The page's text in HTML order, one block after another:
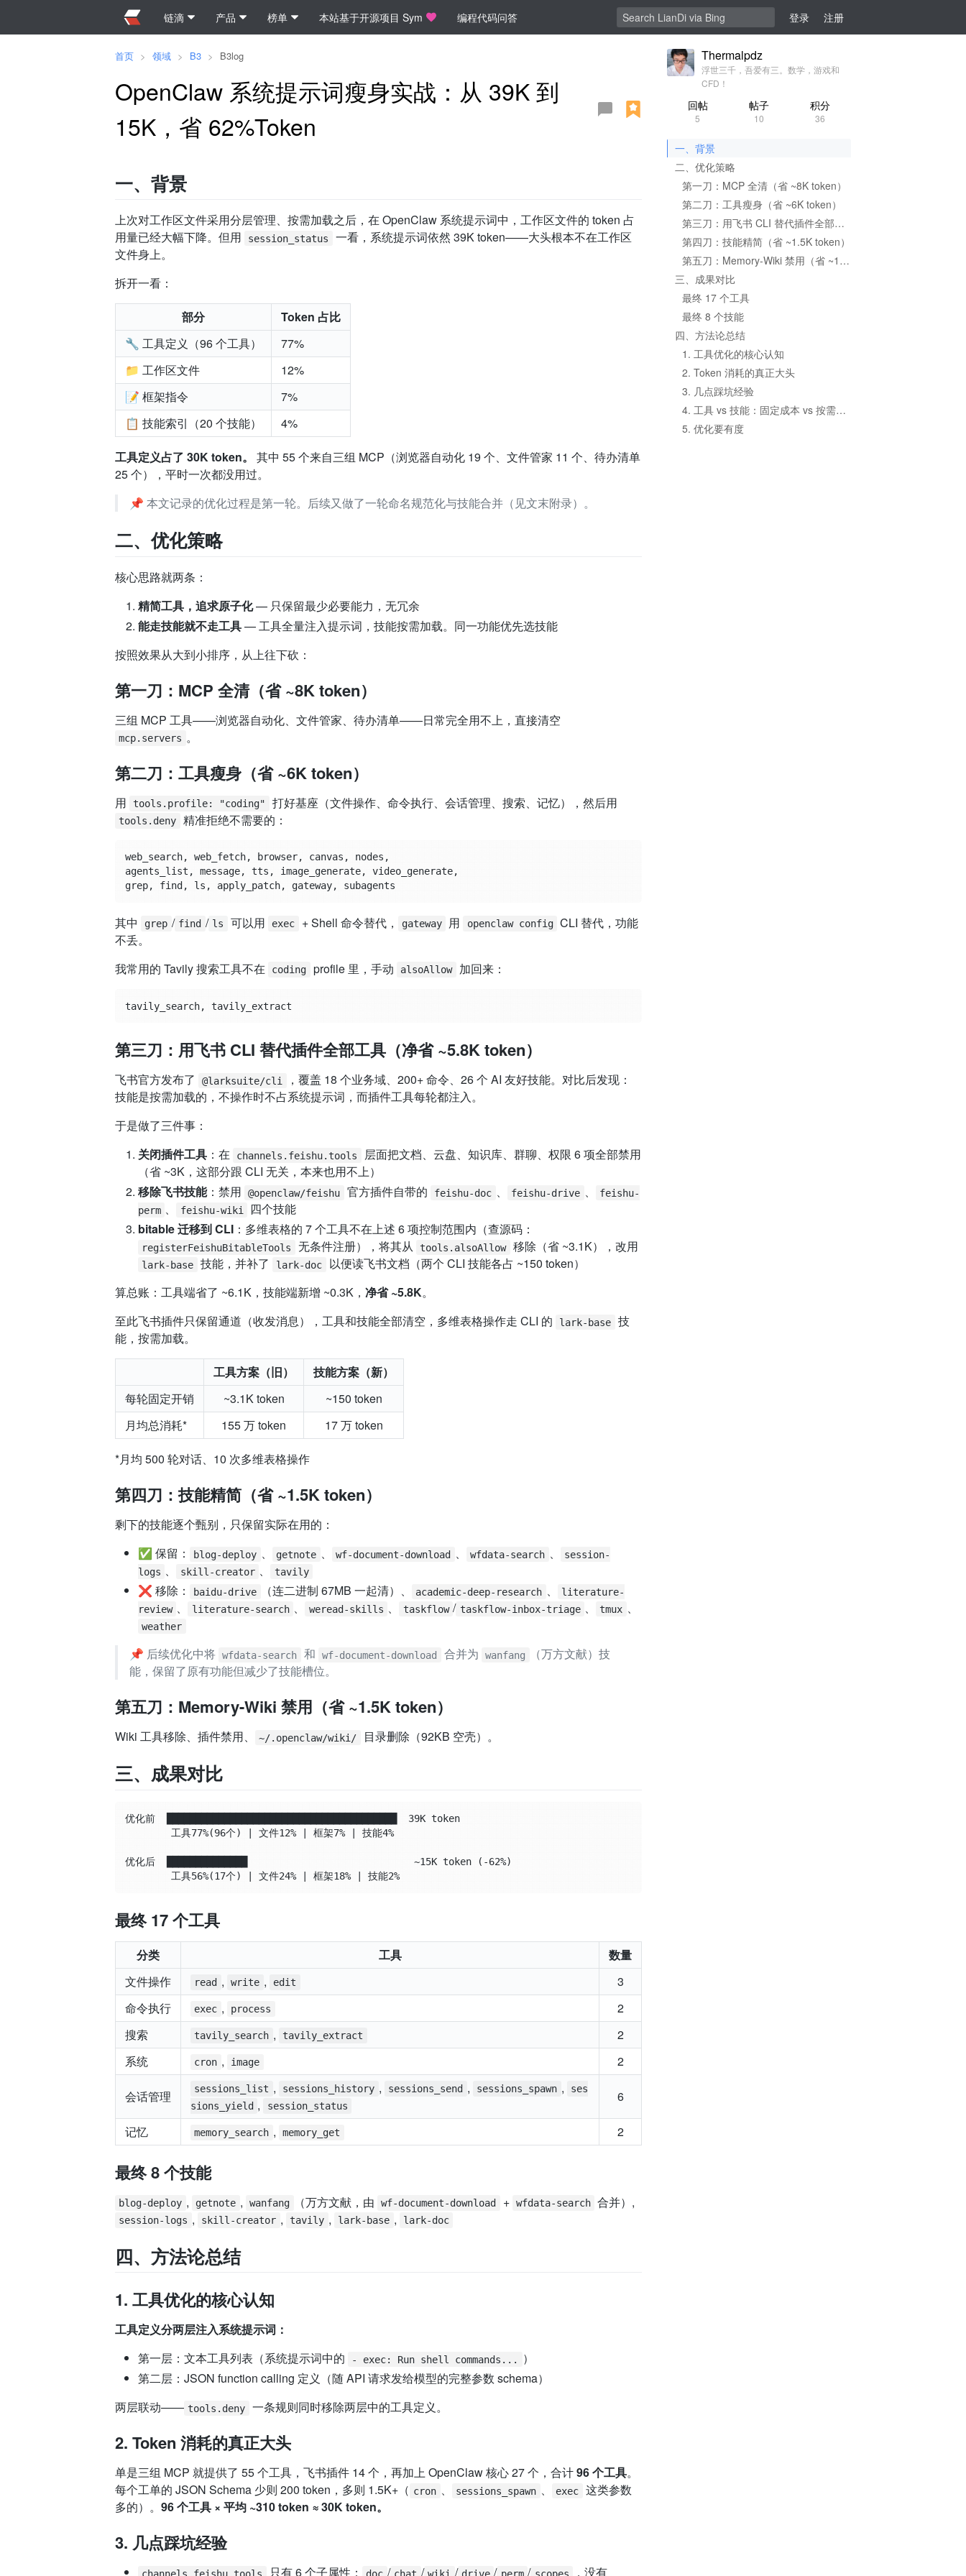
链滴 产品 榜单 本站基于开源项目 Sym 编程代码问答 登录 注册
首页 > 领域 > B3 > B3log
OpenClaw 系统提示词瘦身实战：从 39K 到
15K，省 62%Token
一、背景
上次对工作区文件采用分层管理、按需加载之后，在 OpenClaw 系统提示词中，工作区文件的 token 占
用量已经大幅下降。但用
session_status
一看，系统提示词依然 39K token——大头根本不在工作区
文件身上。
拆开一看：
部分
Token 占比
🔧 工具定义（96 个工具）
77%
📁 工作区文件
12%
📝 框架指令
7%
📋 技能索引（20 个技能）
4%
工具定义占了 30K token。
其中 55 个来自三组 MCP（浏览器自动化 19 个、文件管家 11 个、待办清单
25 个），平时一次都没用过。
📌 本文记录的优化过程是第一轮。后续又做了一轮命名规范化与技能合并（见文末附录）。
二、优化策略
核心思路就两条：
精简工具，追求原子化— 只保留最少必要能力，无冗余
能走技能就不走工具— 工具全量注入提示词，技能按需加载。同一功能优先选技能
按照效果从大到小排序，从上往下砍：
第一刀：MCP 全清（省 ~8K token）
三组 MCP 工具——浏览器自动化、文件管家、待办清单——日常完全用不上，直接清空
mcp.servers 。
第二刀：工具瘦身（省 ~6K token）
用 tools.profile: "coding" 打好基座（文件操作、命令执行、会话管理、搜索、记忆），然后用
tools.deny 精准拒绝不需要的：
web_search, web_fetch, browser, canvas, nodes,
agents_list, message, tts, image_generate, video_generate,
其中 grep / find / ls 可以用 exec + Shell 命令替代， gateway 用 openclaw config CLI 替代，功能
不丢。
我常用的 Tavily 搜索工具不在
coding profile 里，手动 alsoAllow 加回来：
第三刀：用飞书 CLI 替代插件全部工具（净省 ~5.8K token）
飞书官方发布了 @larksuite/cli
，覆盖 18 个业务域、200+ 命令、26 个 AI 友好技能。对比后发现：
技能是按需加载的，不操作时不占系统提示词，而插件工具每轮都注入。
于是做了三件事：
关闭插件工具 ：在 channels.feishu.tools
层面把文档、云盘、知识库、群聊、权限 6 项全部禁用
（省 ~3K，这部分跟 CLI 无关，本来也用不上）
移除飞书技能：禁用 @openclaw/feishu 官方插件自带的 feishu-doc 、 feishu-drive 、
feishu-
perm 、 feishu-wiki
四个技能
bitable 迁移到 CLI ：多维表格的 7 个工具不在上述 6 项控制范围内（查源码：
registerFeishuBitableTools 无条件注册），将其从 tools.alsoAllow 移除（省 ~3.1K），改用
lark-base 技能，并补了 lark-doc
以便读飞书文档（两个 CLI 技能各占 ~150 token）
算总账：工具端省了 ~6.1K，技能端新增 ~0.3K， 净省 ~5.8K。
至此飞书插件只保留通道（收发消息），工具和技能全部清空，多维表格操作走 CLI 的
lark-base
技
能，按需加载。
工具方案（旧）
技能方案（新）
每轮固定开销
~3.1K token
~150 token
月均总消耗*
155 万 token 17 万 token
*月均 500 轮对话、10 次多维表格操作
第四刀：技能精简（省 ~1.5K token）
剩下的技能逐个甄别，只保留实际在用的：
✅ 保留：
blog-deploy 、 getnote 、 wf-document-download 、 wfdata-search 、
session-
logs 、 skill-creator 、 tavily
❌ 移除： baidu-drive （连二进制 67MB 一起清）、 academic-deep-research 、
literature-
review 、 literature-search 、 weread-skills 、 taskflow / taskflow-inbox-triage 、 tmux 、
weather
📌 后续优化中将 wfdata-search 和 wf-document-download 合并为 wanfang
（万方文献）技
能，保留了原有功能但减少了技能槽位。
第五刀：Memory-Wiki 禁用（省 ~1.5K token）
Wiki 工具移除、插件禁用、 ~/.openclaw/wiki/ 目录删除（92KB 空壳）。
三、成果对比
优化前  ████████████████████████████████████████  39K token
        工具77%(96个) | 文件12% | 框架7% | 技能4%
优化后  ██████████████                             ~15K token (-62%)
        工具56%(17个) | 文件24% | 框架18% | 技能2%
最终 17 个工具
分类 工具
数量
文件操作
read , write , edit
3
命令执行
exec , process
2
搜索
tavily_search , tavily_extract
2
系统
cron , image 2
会话管理 sessions_list , sessions_history , sessions_send , sessions_spawn ,
ses
sions_yield , session_status
6
记忆 memory_search , memory_get 2
最终 8 个技能
blog-deploy , getnote , wanfang （万方文献，由 wf-document-download + wfdata-search 合并）,
session-logs , skill-creator , tavily , lark-base , lark-doc
四、方法论总结
1. 工具优化的核心认知
工具定义分两层注入系统提示词：
第一层：文本工具列表（系统提示词中的
- exec: Run shell commands...
）
第二层：JSON function calling 定义（随 API 请求发给模型的完整参数 schema）
两层联动—— tools.deny 一条规则同时移除两层中的工具定义。
2. Token 消耗的真正大头
单是三组 MCP 就提供了 55 个工具，飞书插件 14 个，再加上 OpenClaw 核心 27 个，合计96 个工具。
每个工单的 JSON Schema 少则 200 token，多则 1.5K+（ cron 、 sessions_spawn 、 exec
这类参数
多的）。 96 个工具 × 平均 ~310 token ≈ 30K token。
3. 几点踩坑经验
channels.feishu.tools 只有 6 个子属性： doc / chat / wiki / drive / perm / scopes ，没有
Thermalpdz
浮世三千，吾爱有三。数学，游戏和
CFD！
回帖
5
帖子
10
积分
36
一、背景
二、优化策略
第一刀：MCP 全清（省 ~8K token）
第二刀：工具瘦身（省 ~6K token）
第三刀：用飞书 CLI 替代插件全部工具（净省 ~5.8K token）
第四刀：技能精简（省 ~1.5K token）
第五刀：Memory-Wiki 禁用（省 ~1.5K token）
三、成果对比
最终 17 个工具
最终 8 个技能
四、方法论总结
1. 工具优化的核心认知
2. Token 消耗的真正大头
3. 几点踩坑经验
4. 工具 vs 技能：固定成本 vs 按需加载
5. 优化要有度